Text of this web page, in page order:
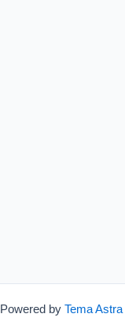
by Tema Astra